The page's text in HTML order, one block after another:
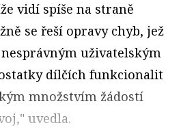
vidí spíše na straně
se řeší opravy chyb, jež
uživatelským
dílčích funkcionalit
množstvím žádostí
uvedla.